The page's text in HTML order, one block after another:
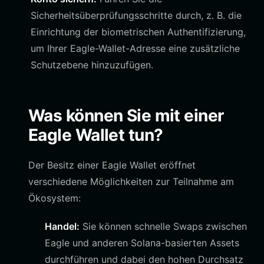
Sicherheitsüberprüfungsschritte durch, z. B. die
Einrichtung der biometrischen Authentifizierung,
um Ihrer Eagle-Wallet-Adresse eine zusätzliche
Schutzebene hinzuzufügen.
Was können Sie mit einer
Eagle Wallet tun?
Der Besitz einer Eagle Wallet eröffnet
verschiedene Möglichkeiten zur Teilnahme am
Ökosystem:
Handel: Sie können schnelle Swaps zwischen
Eagle und anderen Solana-basierten Assets
durchführen und dabei den hohen Durchsatz